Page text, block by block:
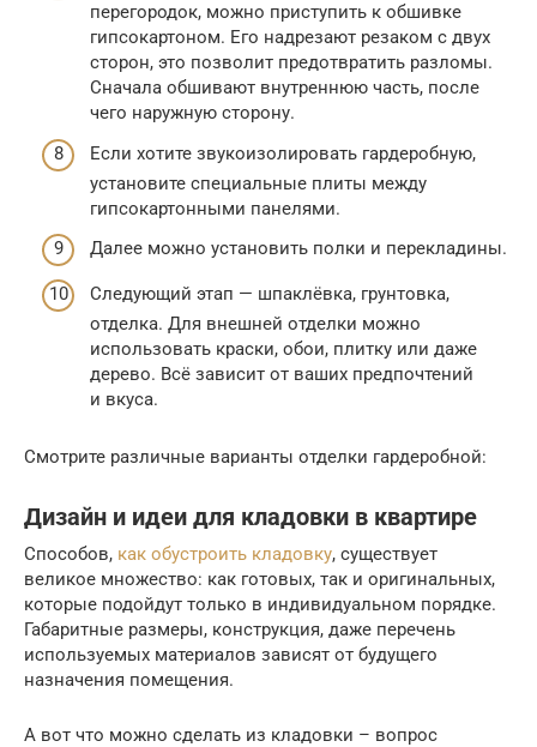
перегородок, можно приступить к обшивке
гипсокартоном. Его надрезают резаком с двух
сторон, это позволит предотвратить разломы.
Сначала обшивают внутреннюю часть, после
чего наружную сторону.
Если хотите звукоизолировать гардеробную,
установите специальные плиты между
гипсокартонными панелями.
Далее можно установить полки и перекладины.
Следующий этап — шпаклёвка, грунтовка,
отделка. Для внешней отделки можно
использовать краски, обои, плитку или даже
дерево. Всё зависит от ваших предпочтений
и вкуса.
Смотрите различные варианты отделки гардеробной:
Дизайн и идеи для кладовки в квартире
Способов, как обустроить кладовку, существует
великое множество: как готовых, так и оригинальных,
которые подойдут только в индивидуальном порядке.
Габаритные размеры, конструкция, даже перечень
используемых материалов зависят от будущего
назначения помещения.
А вот что можно сделать из кладовки – вопрос